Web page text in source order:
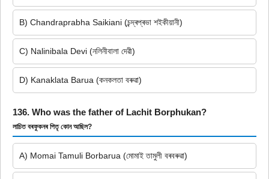
B) Chandraprabha Saikiani (চন্দ্ৰপ্ৰভা শইকীয়ানী)
C) Nalinibala Devi (নলিনীবালা দেৱী)
D) Kanaklata Barua (কনকলতা বৰুৱা)
136. Who was the father of Lachit Borphukan?
লাচিত বৰফুকনৰ পিতৃ কোন আছিল?
A) Momai Tamuli Borbarua (মোমাই তামুলী বৰবৰুৱা)